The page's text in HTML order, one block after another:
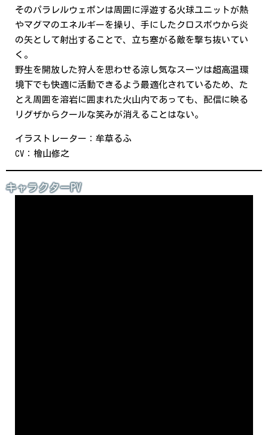
そのパラレルウェポンは周囲に浮遊する火球ユニットが熱
やマグマのエネルギーを操り、手にしたクロスボウから炎
の矢として射出することで、立ち塞がる敵を撃ち抜いてい
く。
野生を開放した狩人を思わせる涼し気なスーツは超高温環
境下でも快適に活動できるよう最適化されているため、た
とえ周囲を溶岩に囲まれた火山内であっても、配信に映る
リグザからクールな笑みが消えることはない。
イラストレーター：牟草るふ
CV：檜山修之
キャラクターPV